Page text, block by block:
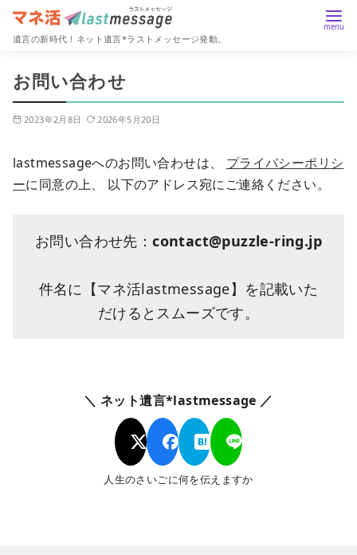
遺言の新時代！ネット遺言*ラストメッセージ発動。
お問い合わせ
2023年2月8日 2026年5月20日
lastmessageへのお問い合わせは、 プライバシーポリシ
ーに同意の上、 以下のアドレス宛にご連絡ください。
お問い合わせ先：contact@puzzle-ring.jp
件名に【マネ活lastmessage】を記載いた
だけるとスムーズです。
＼ ネット遺言*lastmessage ／
人生のさいごに何を伝えますか